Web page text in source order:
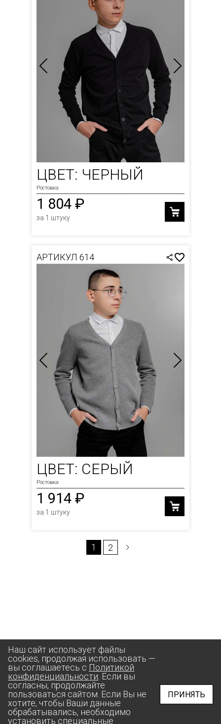
ЦВЕТ: ЧЕРНЫЙ
Ростовка
1 804 ₽
за 1 штуку
АРТИКУЛ 614
ЦВЕТ: СЕРЫЙ
Ростовка
1 914 ₽
за 1 штуку
1 2
Наш сайт использует файлы
cookies, продолжая использовать —
вы соглашаетесь с Политикой
конфиденциальности . Если вы
согласны, продолжайте
пользоваться сайтом. Если Вы не
хотите, чтобы Ваши данные
обрабатывались, необходимо
установить специальные
ПРИНЯТЬ